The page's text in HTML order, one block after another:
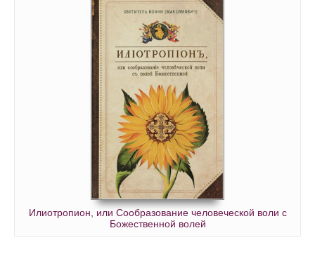
Илиотропион, или Сообразование человеческой воли с
Божественной волей